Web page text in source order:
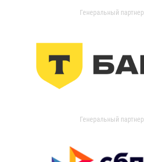
Генеральный партнер
Генеральный партнер